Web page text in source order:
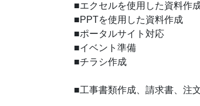
■エクセルを使用した資料作
■PPTを使用した資料作成
■ポータルサイト対応
■イベント準備
■チラシ作成
■工事書類作成、請求書、注